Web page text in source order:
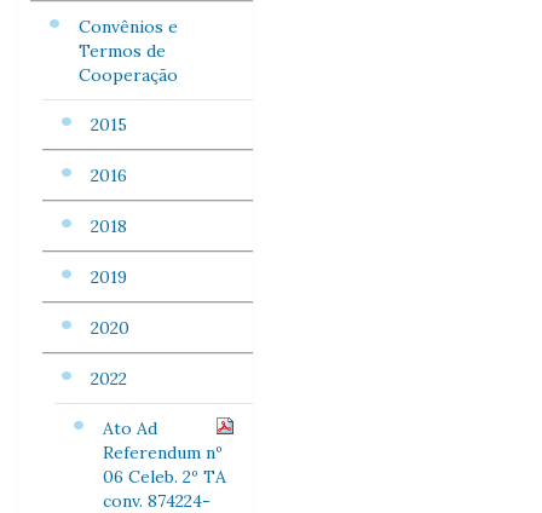
Convênios e
Termos de
Cooperação
2015
2016
2018
2019
2020
2022
Ato Ad
Referendum nº
06 Celeb. 2º TA
conv. 874224-